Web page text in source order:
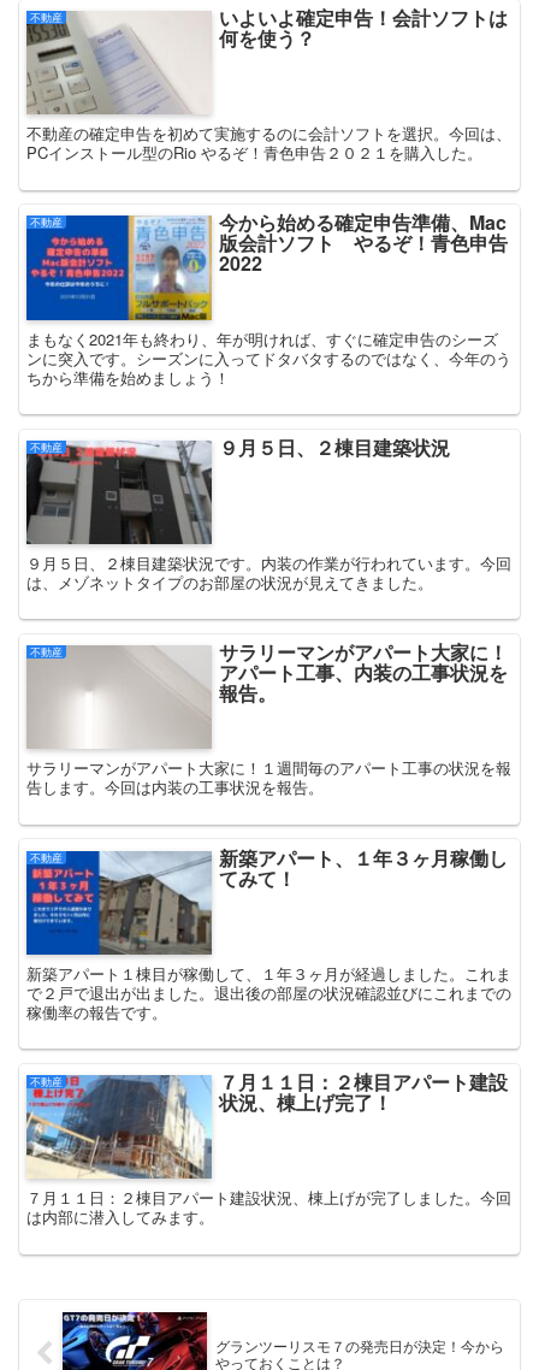
不動産 いよいよ確定申告！会計ソフトは
何を使う？
不動産の確定申告を初めて実施するのに会計ソフトを選択。今回は、
PCインストール型のRio やるぞ！青色申告２０２１を購入した。
不動産 今から始める確定申告準備、Mac
版会計ソフト やるぞ！青色申告
2022
まもなく2021年も終わり、年が明ければ、すぐに確定申告のシーズ
ンに突入です。シーズンに入ってドタバタするのではなく、今年のう
ちから準備を始めましょう！
不動産 ９月５日、２棟目建築状況
９月５日、２棟目建築状況です。内装の作業が行われています。今回
は、メゾネットタイプのお部屋の状況が見えてきました。
不動産 サラリーマンがアパート大家に！
アパート工事、内装の工事状況を
報告。
サラリーマンがアパート大家に！１週間毎のアパート工事の状況を報
告します。今回は内装の工事状況を報告。
不動産 新築アパート、１年３ヶ月稼働し
てみて！
新築アパート１棟目が稼働して、１年３ヶ月が経過しました。これま
で２戸で退出が出ました。退出後の部屋の状況確認並びにこれまでの
稼働率の報告です。
不動産 ７月１１日：２棟目アパート建設
状況、棟上げ完了！
７月１１日：２棟目アパート建設状況、棟上げが完了しました。今回
は内部に潜入してみます。
グランツーリスモ７の発売日が決定！今から
やっておくことは？